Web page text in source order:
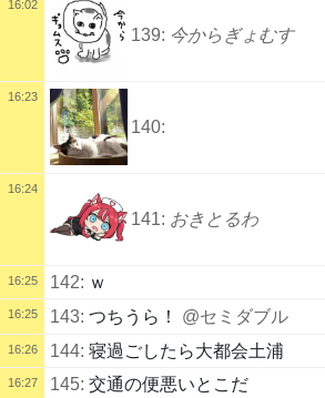
16:02
139: 今からぎょむす
16:23
140:
16:24
141: おきとるわ
16:25 142: ｗ
16:25 143: つちうら！ @セミダブル
16:26 144: 寝過ごしたら大都会土浦
16:27 145: 交通の便悪いとこだ